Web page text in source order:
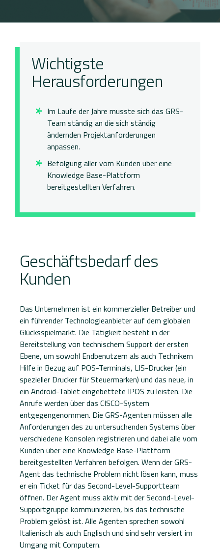
Wichtigste
Herausforderungen
Im Laufe der Jahre musste sich das GRS-
Team ständig an die sich ständig
ändernden Projektanforderungen
anpassen.
Befolgung aller vom Kunden über eine
Knowledge Base-Plattform
bereitgestellten Verfahren.
Geschäftsbedarf des
Kunden
Das Unternehmen ist ein kommerzieller Betreiber und
ein führender Technologieanbieter auf dem globalen
Glücksspielmarkt. Die Tätigkeit besteht in der
Bereitstellung von technischem Support der ersten
Ebene, um sowohl Endbenutzern als auch Technikern
Hilfe in Bezug auf POS-Terminals, LIS-Drucker (ein
spezieller Drucker für Steuermarken) und das neue, in
ein Android-Tablet eingebettete IPOS zu leisten. Die
Anrufe werden über das CISCO-System
entgegengenommen. Die GRS-Agenten müssen alle
Anforderungen des zu untersuchenden Systems über
verschiedene Konsolen registrieren und dabei alle vom
Kunden über eine Knowledge Base-Plattform
bereitgestellten Verfahren befolgen. Wenn der GRS-
Agent das technische Problem nicht lösen kann, muss
er ein Ticket für das Second-Level-Supportteam
öffnen. Der Agent muss aktiv mit der Second-Level-
Supportgruppe kommunizieren, bis das technische
Problem gelöst ist. Alle Agenten sprechen sowohl
Italienisch als auch Englisch und sind sehr versiert im
Umgang mit Computern.